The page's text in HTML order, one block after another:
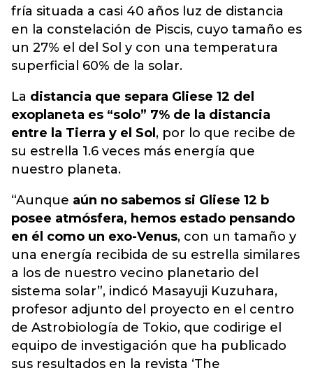
fría situada a casi 40 años luz de distancia
en la constelación de Piscis, cuyo tamaño es
un 27% el del Sol y con una temperatura
superficial 60% de la solar.
La distancia que separa Gliese 12 del
exoplaneta es “solo” 7% de la distancia
entre la Tierra y el Sol , por lo que recibe de
su estrella 1.6 veces más energía que
nuestro planeta.
“Aunque aún no sabemos si Gliese 12 b
posee atmósfera, hemos estado pensando
en él como un exo-Venus, con un tamaño y
una energía recibida de su estrella similares
a los de nuestro vecino planetario del
sistema solar”, indicó Masayuji Kuzuhara,
profesor adjunto del proyecto en el centro
de Astrobiología de Tokio, que codirige el
equipo de investigación que ha publicado
sus resultados en la revista ‘The